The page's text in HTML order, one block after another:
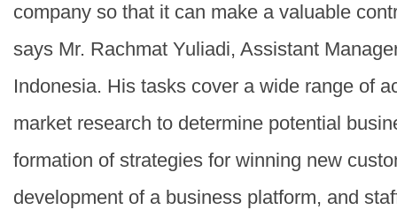
company so that it can make a valuable
says Mr. Rachmat Yuliadi, Assistant
Indonesia. His tasks cover a wide range of
market research to determine potential
formation of strategies for winning new
development of a business platform, and